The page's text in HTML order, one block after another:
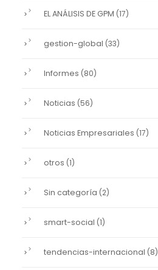
EL ANÁLISIS DE GPM (17)
gestion-global (33)
Informes (80)
Noticias (56)
Noticias Empresariales (17)
otros (1)
Sin categoría (2)
smart-social (1)
tendencias-internacional (8)